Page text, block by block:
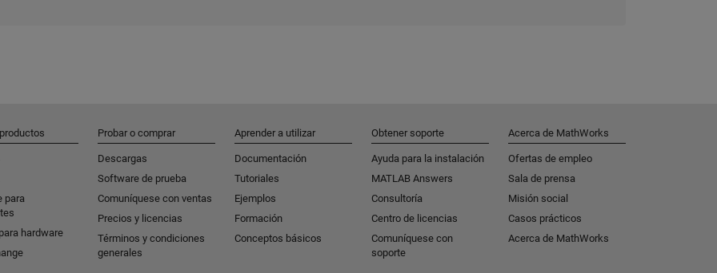
para
hardware
Probar o comprar
Descargas
Software de prueba
Comuníquese con ventas
Precios y licencias
Términos y condiciones
generales
Aprender a utilizar
Documentación
Tutoriales
Ejemplos
Formación
Conceptos básicos
Obtener soporte
Ayuda para la instalación
MATLAB Answers
Consultoría
Centro de licencias
Comuníquese con
soporte
Acerca de MathWorks
Ofertas de empleo
Sala de prensa
Misión social
Casos prácticos
Acerca de MathWorks